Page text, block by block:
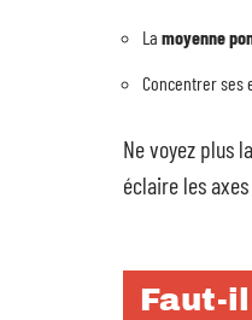
La moyenne
Concentrer ses
Ne voyez plus la
éclaire les
Faut-